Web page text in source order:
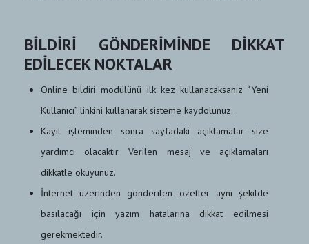
BİLDİRİ GÖNDERİMİNDE DİKKAT
EDİLECEK NOKTALAR
Online bildiri modülünü ilk kez kullanacaksanız “Yeni
Kullanıcı” linkini kullanarak sisteme kaydolunuz.
Kayıt işleminden sonra sayfadaki açıklamalar size
yardımcı olacaktır. Verilen mesaj ve açıklamaları
dikkatle okuyunuz.
İnternet üzerinden gönderilen özetler aynı şekilde
basılacağı için yazım hatalarına dikkat edilmesi
gerekmektedir.